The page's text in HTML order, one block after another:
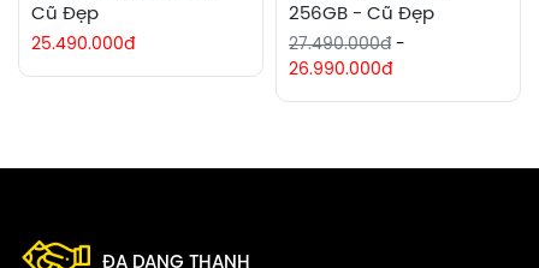
Cũ Đẹp
25.490.000đ
256GB - Cũ Đẹp
27.490.000đ -
26.990.000đ
ĐA DẠNG THANH